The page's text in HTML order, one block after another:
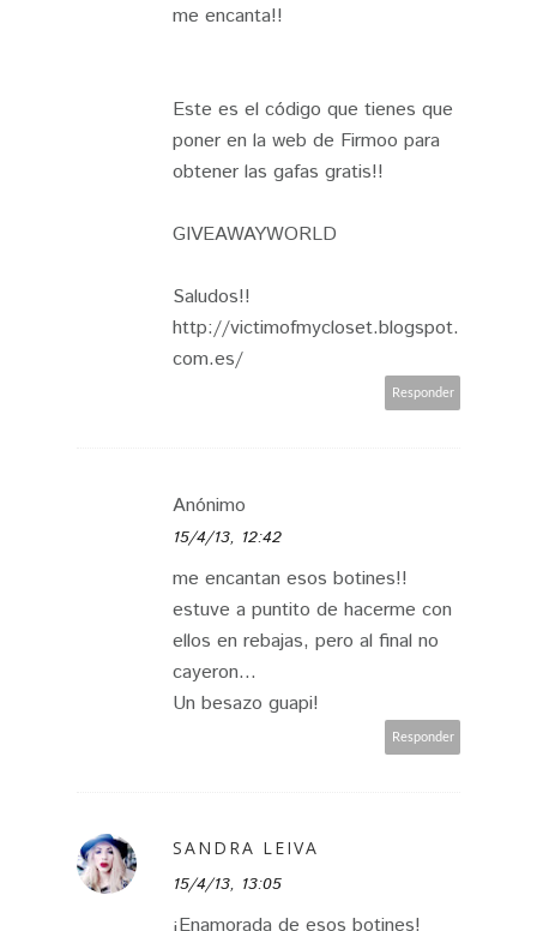
me encanta!!
Este es el código que tienes que
poner en la web de Firmoo para
obtener las gafas gratis!!
GIVEAWAYWORLD
Saludos!!
http://victimofmycloset.blogspot.
com.es/
Responder
Anónimo
15/4/13, 12:42
me encantan esos botines!!
estuve a puntito de hacerme con
ellos en rebajas, pero al final no
cayeron...
Un besazo guapi!
Responder
SANDRA LEIVA
15/4/13, 13:05
¡Enamorada de esos botines!